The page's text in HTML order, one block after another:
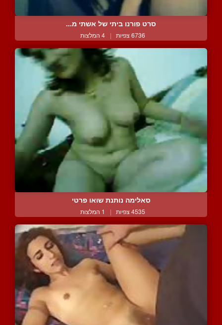
סרט פורנו ביתי של אשתי מ...
6736 צפיות | 4 המלצות
סאלימה נותנת שואו פרטי
4535 צפיות | 1 המלצות